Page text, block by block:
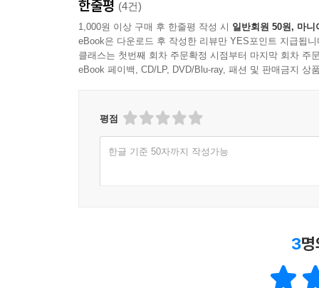
한줄평 (4건)
1,000원 이상 구매 후 한줄평 작성 시 일반회원 50원, 마니
eBook은 다운로드 후 작성한 리뷰만 YES포인트 지급됩니
클래스는 첫번째 회차 주문확정 시점부터 마지막 회차 주
eBook 페이백, CD/LP, DVD/Blu-ray, 패션 및 판매금지 상
평점
한글 기준 50자까지 작성가능
3